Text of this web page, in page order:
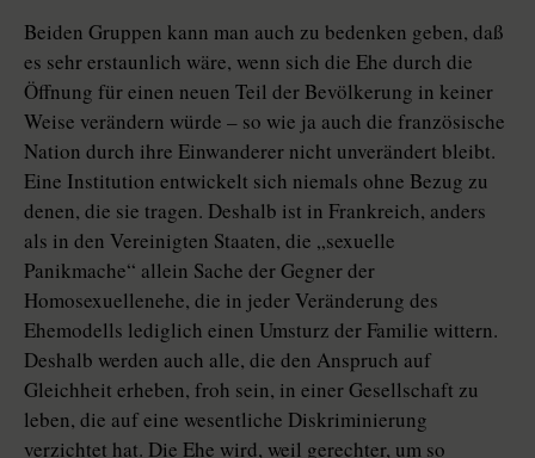
Beiden Gruppen kann man auch zu bedenken geben, daß
es sehr erstaunlich wäre, wenn sich die Ehe durch die
Öffnung für einen neuen Teil der Bevölkerung in keiner
Weise verändern würde – so wie ja auch die französische
Nation durch ihre Einwanderer nicht unverändert bleibt.
Eine Institution entwickelt sich niemals ohne Bezug zu
denen, die sie tragen. Deshalb ist in Frankreich, anders
als in den Vereinigten Staaten, die „sexuelle
Panikmache“ allein Sache der Gegner der
Homosexuellenehe, die in jeder Veränderung des
Ehemodells lediglich einen Umsturz der Familie wittern.
Deshalb werden auch alle, die den Anspruch auf
Gleichheit erheben, froh sein, in einer Gesellschaft zu
leben, die auf eine wesentliche Diskriminierung
verzichtet hat. Die Ehe wird, weil gerechter, um so